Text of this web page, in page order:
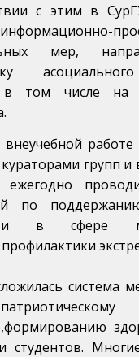
с этим в
мер,
в том числе на
работе
групп и
по
в сфере
система
студентов.